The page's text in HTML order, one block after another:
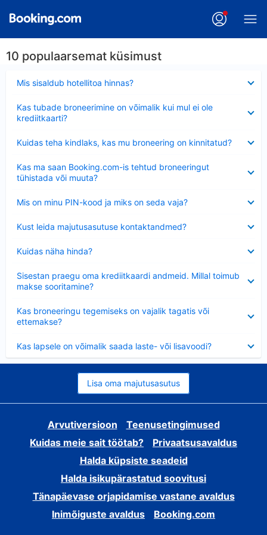
10 populaarsemat küsimust
Mis sisaldub hotellitoa hinnas?
Kas tubade broneerimine on võimalik kui mul ei ole
krediitkaarti?
Kuidas teha kindlaks, kas mu broneering on kinnitatud?
Kas ma saan Booking.com-is tehtud broneeringut
tühistada või muuta?
Mis on minu PIN-kood ja miks on seda vaja?
Kust leida majutusasutuse kontaktandmed?
Kuidas näha hinda?
Sisestan praegu oma krediitkaardi andmeid. Millal toimub
makse sooritamine?
Kas broneeringu tegemiseks on vajalik tagatis või
ettemakse?
Kas lapsele on võimalik saada laste- või lisavoodi?
Lisa oma majutusasutus
Arvutiversioon
Teenusetingimused
Kuidas meie sait töötab?
Privaatsusavaldus
Halda küpsiste seadeid
Halda isikupärastatud soovitusi
Tänapäevase orjapidamise vastane avaldus
Inimõiguste avaldus
Booking.com